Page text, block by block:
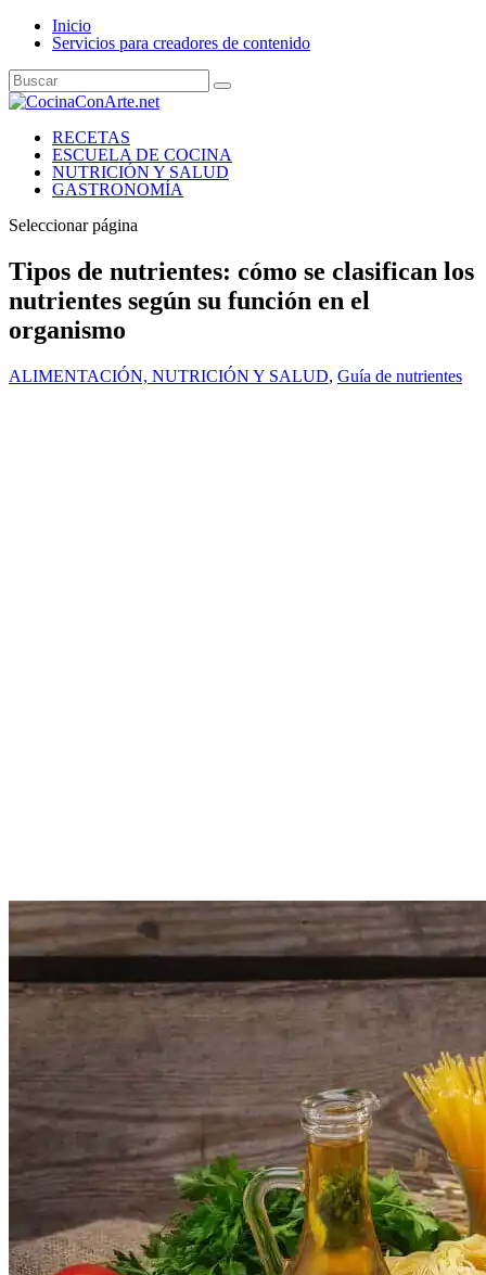
Inicio
Servicios para creadores de contenido
RECETAS
ESCUELA DE COCINA
NUTRICIÓN Y SALUD
GASTRONOMÍA
Seleccionar página
Tipos de nutrientes: cómo se clasifican los
nutrientes según su función en el
organismo
ALIMENTACIÓN, NUTRICIÓN Y SALUD, Guía de nutrientes